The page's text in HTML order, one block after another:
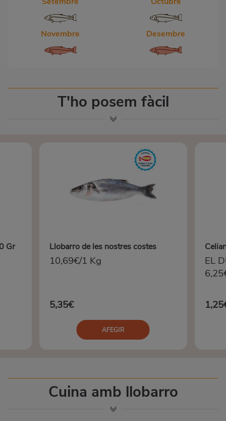
Novembre Desembre
T'ho posem fàcil
Gr Llobarro de les nostres costes
10,69€/1 Kg
5,35€
AFEGIR
EL
Cuina amb llobarro